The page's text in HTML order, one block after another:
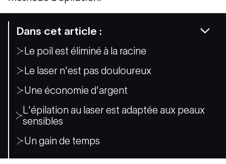
Dans cet article :
Le poil est éliminé à la racine
Le laser n'est pas douloureux
Une économie d'argent
L'épilation au laser est adaptée aux peaux
sensibles
Un gain de temps